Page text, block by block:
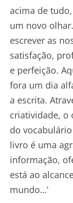
acima de
um novo
escrever as
satisfação,
e perfeição.
fora um dia
a escrita.
criatividade, o
do
livro é uma
informação,
está ao
mundo…’